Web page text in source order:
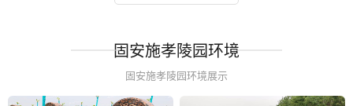
固安施孝陵园环境
固安施孝陵园环境展示